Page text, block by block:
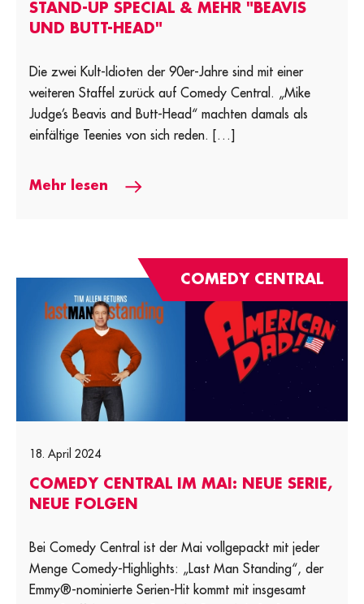
STAND-UP SPECIAL & MEHR "BEAVIS
UND BUTT-HEAD"
Die zwei Kult-Idioten der 90er-Jahre sind mit einer
weiteren Staffel zurück auf Comedy Central. „Mike
Judge’s Beavis and Butt-Head“ machten damals als
einfältige Teenies von sich reden. […]
Mehr lesen
COMEDY CENTRAL
18. April 2024
COMEDY CENTRAL IM MAI: NEUE SERIE,
NEUE FOLGEN
Bei Comedy Central ist der Mai vollgepackt mit jeder
Menge Comedy-Highlights: „Last Man Standing“, der
Emmy®-nominierte Serien-Hit kommt mit insgesamt